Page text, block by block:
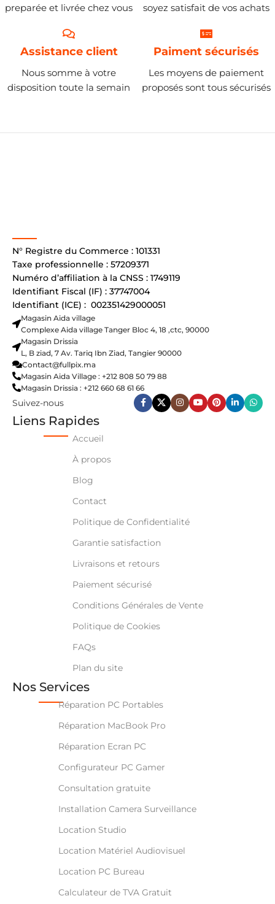
preparée et livrée chez vous
soyez satisfait de vos achats
Assistance client
Nous somme à votre
disposition toute la semain
Paiment sécurisés
Les moyens de paiement
proposés sont tous sécurisés
N° Registre du Commerce : 101331
Taxe professionnelle : 57209371
Numéro d’affiliation à la CNSS : 1749119
Identifiant Fiscal (IF) : 37747004
Identifiant (ICE) : 002351429000051
Magasin Aida village
Complexe Aida village Tanger Bloc 4, 18 ,ctc, 90000
Magasin Drissia
L, B ziad, 7 Av. Tariq Ibn Ziad, Tangier 90000
Contact@fullpix.ma
Magasin Aida Village : +212 808 50 79 88
Magasin Drissia : +212 660 68 61 66
Suivez-nous
Liens Rapides
Accueil
À propos
Blog
Contact
Politique de Confidentialité
Garantie satisfaction
Livraisons et retours
Paiement sécurisé
Conditions Générales de Vente
Politique de Cookies
FAQs
Plan du site
Nos Services
Réparation PC Portables
Réparation MacBook Pro
Réparation Ecran PC
Configurateur PC Gamer
Consultation gratuite
Installation Camera Surveillance
Location Studio
Location Matériel Audiovisuel
Location PC Bureau
Calculateur de TVA Gratuit